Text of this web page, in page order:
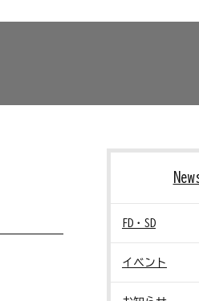
FD・SD
イベント